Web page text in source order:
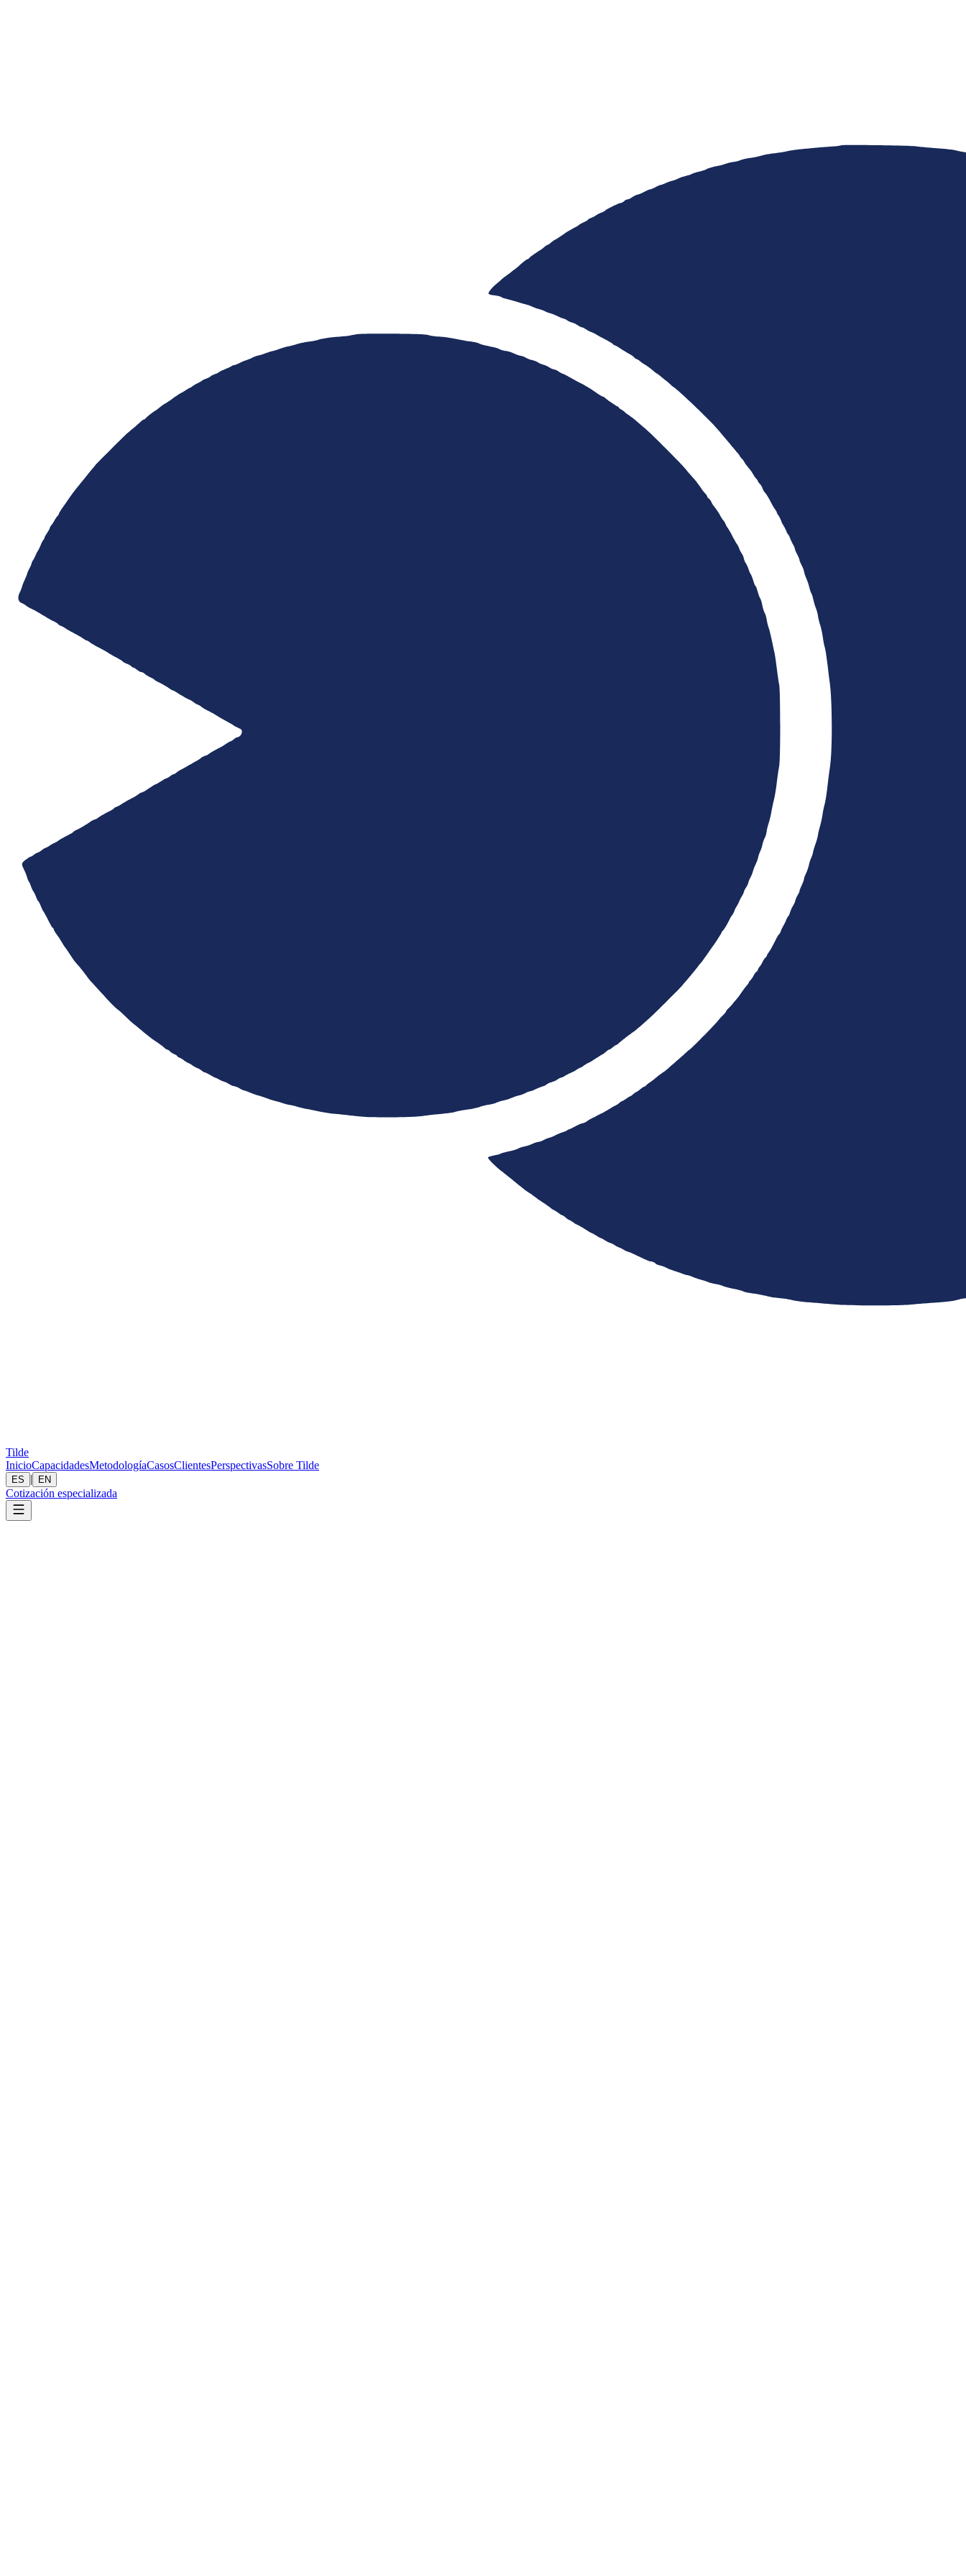
Tilde
InicioCapacidadesMetodologíaCasosClientesPerspectivasSobre Tilde
ES | EN
Cotización especializada